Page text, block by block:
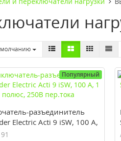
Популярный
разъединитель
Electric Acti 9 iSW, 100 А,
250В пер.тока